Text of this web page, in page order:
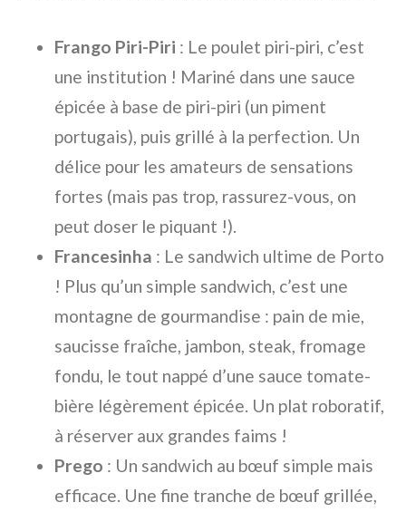
Frango Piri-Piri : Le poulet piri-piri, c’est
une institution ! Mariné dans une sauce
épicée à base de piri-piri (un piment
portugais), puis grillé à la perfection. Un
délice pour les amateurs de sensations
fortes (mais pas trop, rassurez-vous, on
peut doser le piquant !).
Francesinha : Le sandwich ultime de Porto
! Plus qu’un simple sandwich, c’est une
montagne de gourmandise : pain de mie,
saucisse fraîche, jambon, steak, fromage
fondu, le tout nappé d’une sauce tomate-
bière légèrement épicée. Un plat roboratif,
à réserver aux grandes faims !
Prego : Un sandwich au bœuf simple mais
efficace. Une fine tranche de bœuf grillée,